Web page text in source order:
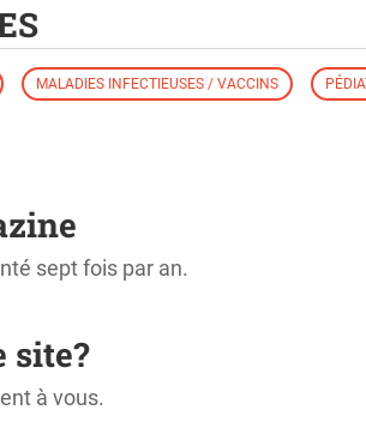
MALADIES INFECTIEUSES / VACCINS
sept fois par an.
site?
à vous.